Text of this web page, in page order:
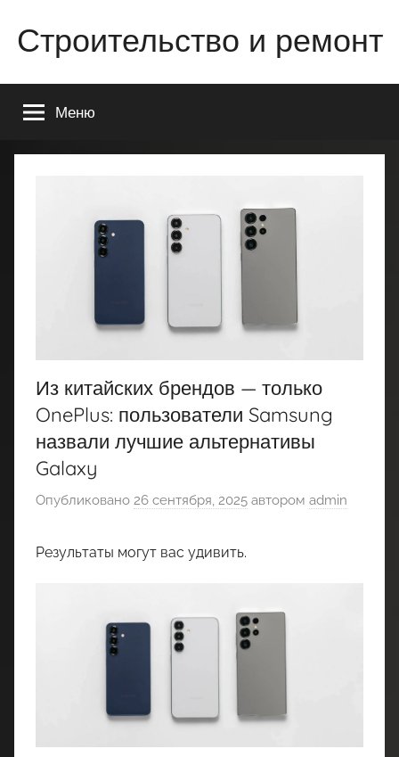
содержимому
Строительство и ремонт
строительстве
ремонте
Меню
Из китайских брендов — только
OnePlus: пользователи Samsung
назвали лучшие альтернативы
Galaxy
Опубликовано 26 сентября, 2025 автором admin
Результаты могут вас удивить.